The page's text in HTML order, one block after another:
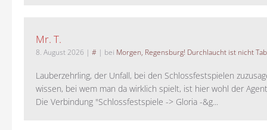
Mr. T.
8. August 2026 | # | bei Morgen, Regensburg! Durchlaucht ist nicht
Lauberzehrling, der Unfall, bei den Schlossfestspielen
wissen, bei wem man da wirklich spielt, ist hier wohl der
Die Verbindung "Schlossfestspiele -> Gloria -&g...